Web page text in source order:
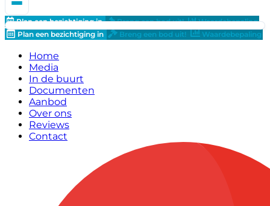
Plan een bezichtiging in Breng een bod uit!
Waardebepaling
Plan een bezichtiging in
Breng een bod uit! Waardebepaling
Home
Media
In de buurt
Documenten
Aanbod
Over ons
Reviews
Contact